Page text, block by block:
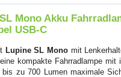
Mono Akku
USB-C
Lupine SL Monomit
kompakte Fahrradlampe mit
zu 700 Lumen maximale